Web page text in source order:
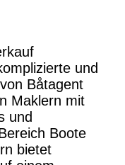
und
Båtagent
Maklern mit
und
Boote
bietet